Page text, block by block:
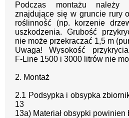
Podczas montażu
znajdujące się w gruncie rury
roślinność (np. korzenie
uszkodzenia. Grubość
nie może przekraczać 1,5 m
Uwaga! Wysokość przykryc
F-Line 1500 i 3000 litrów nie
2. Montaż
2.1 Podsypka i obsypka
13a) Materiał obsypki powinien